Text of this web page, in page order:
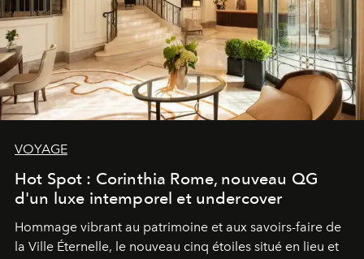
VOYAGE
Hot Spot : Corinthia Rome, nouveau QG
d'un luxe intemporel et undercover
Hommage vibrant au patrimoine et aux savoirs-faire de
la Ville Éternelle, le nouveau cinq étoiles situé en lieu et